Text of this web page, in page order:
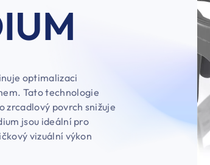
optimalizaci
Tato technologie
zrcadlový povrch snižuje
jsou ideální pro
vizuální výkon